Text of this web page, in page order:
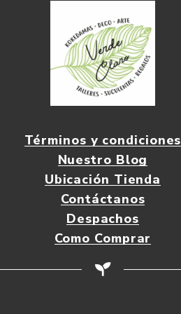
Términos y condiciones
Nuestro Blog
Ubicación Tienda
Contáctanos
Despachos
Como Comprar